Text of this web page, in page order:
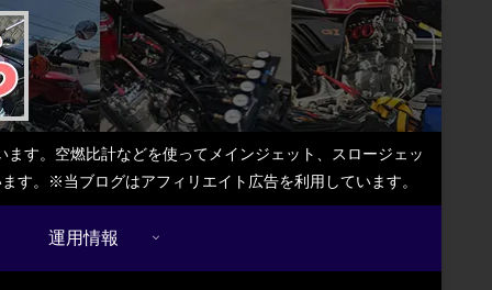
す。空燃比計などを使ってメインジェット、スロージェッ
す。※当ブログはアフィリエイト広告を利用しています。
運用情報